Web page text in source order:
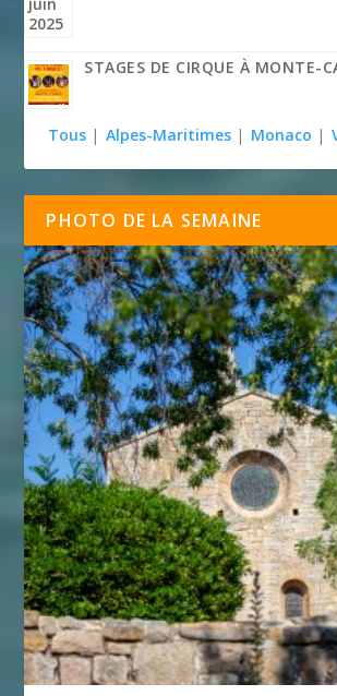
STAGES DE CIRQUE À MONTE-
Tous | Alpes-Maritimes | Monaco |
PHOTO DE LA SEMAINE